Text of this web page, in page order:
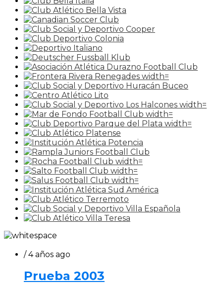
/ 4 años ago
Prueba 2003